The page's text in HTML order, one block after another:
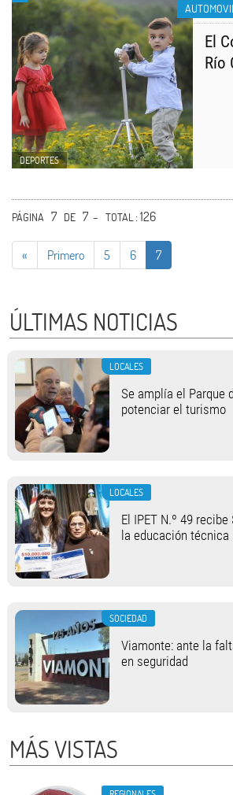
DEPORTES
El
Río
PÁGINA 7 DE 7 - TOTAL: 126
« Primero 5 6 7
ÚLTIMAS NOTICIAS
LOCALES
Se amplía el Parque
potenciar el turismo
LOCALES
El IPET N.º 49
la educación técnica
SOCIEDAD
Viamonte: ante la
en seguridad
MÁS VISTAS